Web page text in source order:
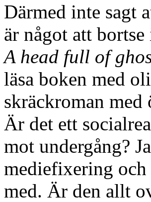
Därmed inte sagt
är något att
A head full of
läsa boken med
skräckroman
Är det ett
mot undergång?
mediefixering och
med. Är den allt